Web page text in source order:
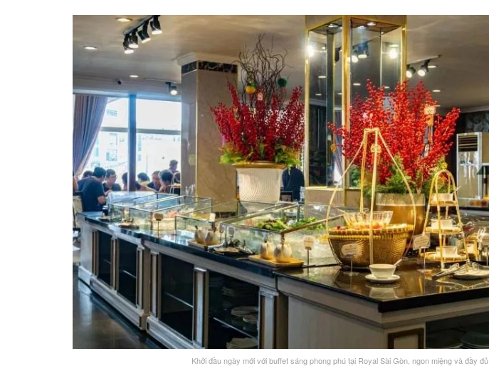
Khởi đầu ngày mới với buffet sáng phong phú tại Royal Sài Gòn, ngon miệng và đầy đủ